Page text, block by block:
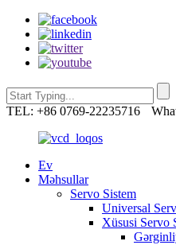
TEL: +86 0769-22235716
Ev
Məhsullar
Servo Sistem
Universal
Xüsusi Servo